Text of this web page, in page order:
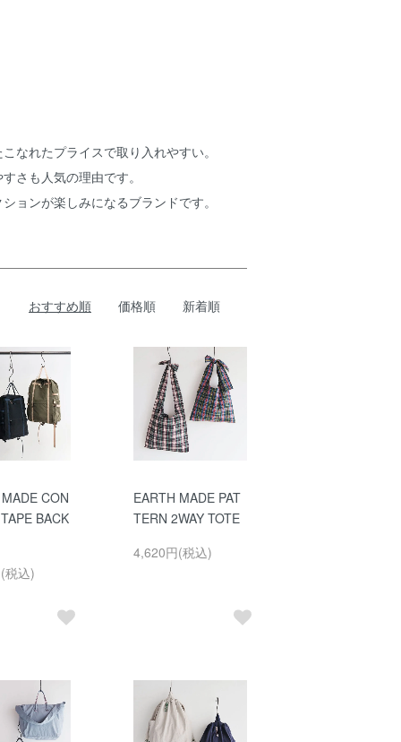
なれたプライスで取り入れやすい。
さも人気の理由です。
ョンが楽しみになるブランドです。
おすすめ順 価格順 新着順
CON
BACK
税込)
EARTH MADE PAT
TERN 2WAY TOTE
4,620円(税込)